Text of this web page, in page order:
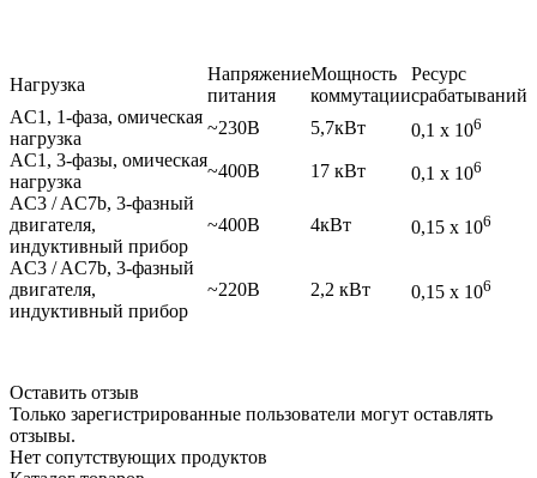
Нагрузка
Напряжение
питания
Мощность
коммутации
Ресурс
срабатываний
AC1, 1-фаза, омическая
нагрузка
~230В 5,7кВт 0,1 х 106
AC1, 3-фазы, омическая
нагрузка
~400В 17 кВт 0,1 х 106
AC3 / AC7b, 3-фазный
двигателя,
индуктивный прибор
~400В 4кВт 0,15 х 106
AC3 / AC7b, 3-фазный
двигателя,
индуктивный прибор
~220В 2,2 кВт 0,15 х 106
Оставить отзыв
Только зарегистрированные пользователи могут оставлять
отзывы.
Нет сопутствующих продуктов